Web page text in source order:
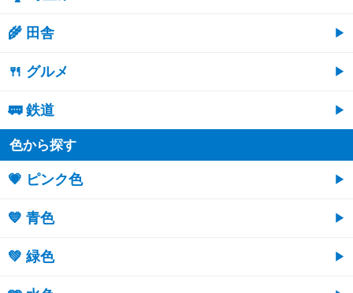
🌾 田舎
🍴 グルメ
🚃 鉄道
色から探す
💗 ピンク色
💙 青色
💚 緑色